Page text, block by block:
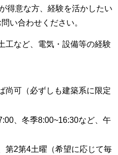
得意な方、経験を活かしたい
い合わせください。
など、電気・設備等の経験
尚可（必ずしも建築系に限定
、冬季8:00~16:30など、午
第2第4土曜（希望に応じて毎